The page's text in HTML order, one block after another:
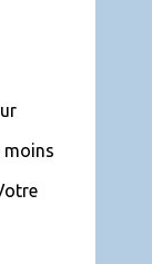
moins